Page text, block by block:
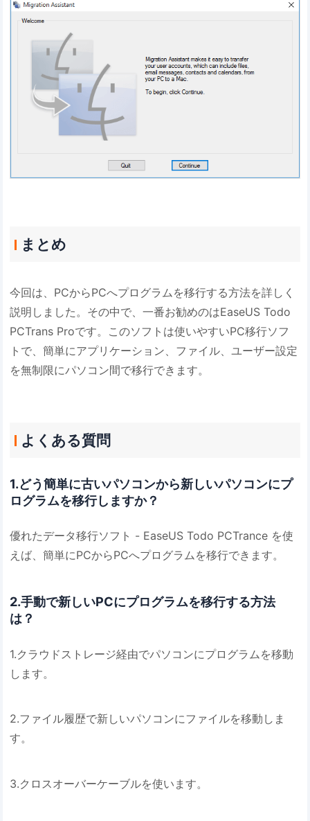
まとめ
今回は、PCからPCへプログラムを移行する方法を詳しく
説明しました。その中で、一番お勧めのはEaseUS Todo
PCTrans Proです。このソフトは使いやすいPC移行ソフ
トで、簡単にアプリケーション、ファイル、ユーザー設定
を無制限にパソコン間で移行できます。
よくある質問
1.どう簡単に古いパソコンから新しいパソコンにプ
ログラムを移行しますか？
優れたデータ移行ソフト - EaseUS Todo PCTrance を使
えば、簡単にPCからPCへプログラムを移行できます。
2.手動で新しいPCにプログラムを移行する方法
は？
1.クラウドストレージ経由でパソコンにプログラムを移動
します。
2.ファイル履歴で新しいパソコンにファイルを移動しま
す。
3.クロスオーバーケーブルを使います。